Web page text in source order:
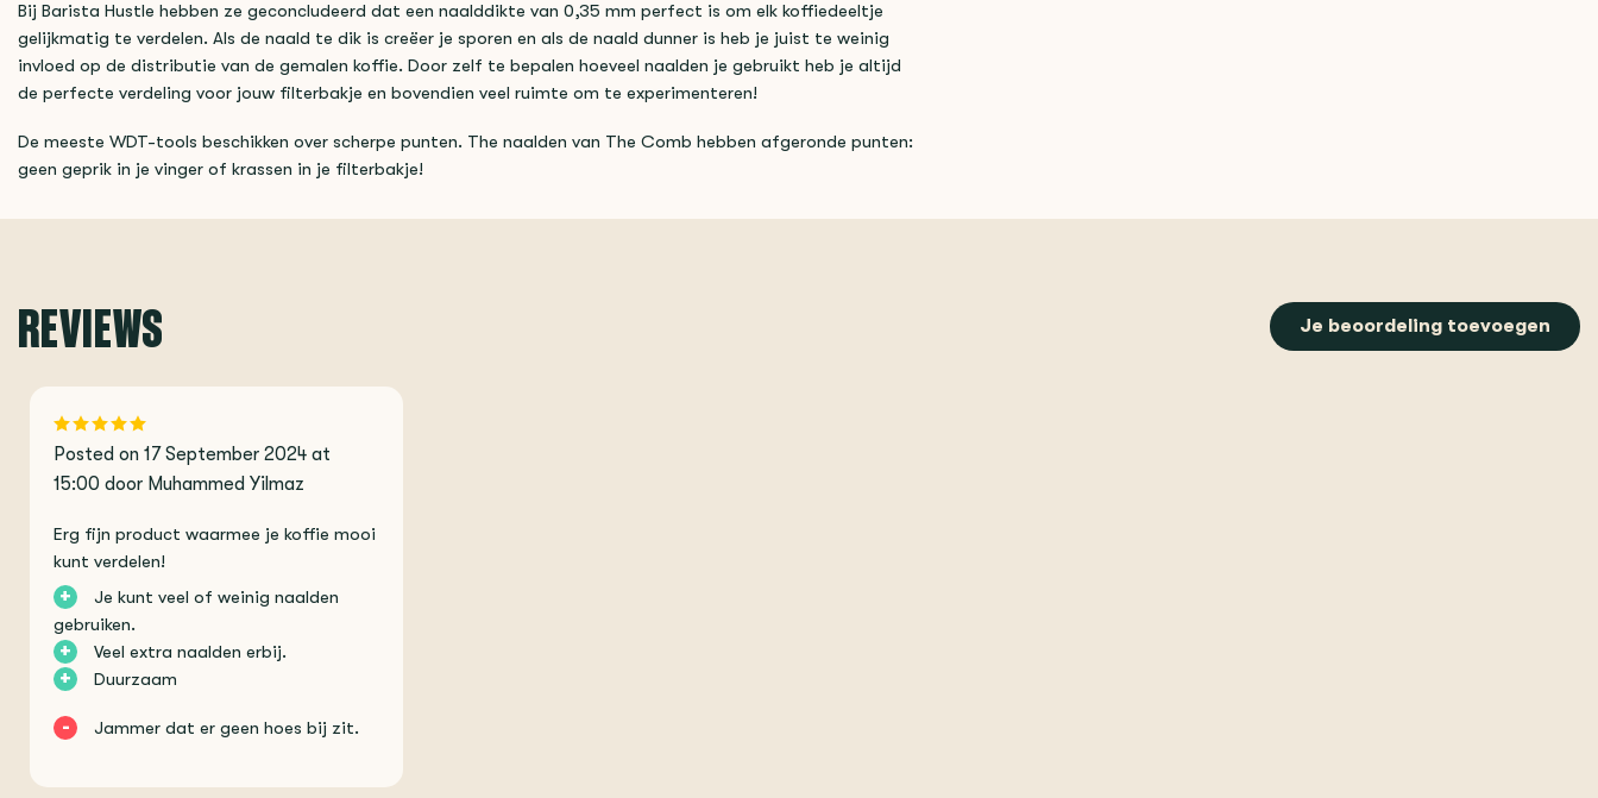
Bij Barista Hustle hebben ze geconcludeerd dat een naalddikte van 0,35 mm perfect is om elk koffiedeeltje
gelijkmatig te verdelen. Als de naald te dik is creëer je sporen en als de naald dunner is heb je juist te weinig
invloed op de distributie van de gemalen koffie. Door zelf te bepalen hoeveel naalden je gebruikt heb je altijd
de perfecte verdeling voor jouw filterbakje en bovendien veel ruimte om te experimenteren!
De meeste WDT-tools beschikken over scherpe punten. The naalden van The Comb hebben afgeronde punten:
geen geprik in je vinger of krassen in je filterbakje!
REVIEWS Je beoordeling toevoegen
Posted on 17 September 2024 at
15:00 door Muhammed Yilmaz
Erg fijn product waarmee je koffie mooi
kunt verdelen!
+
Je kunt veel of weinig naalden
gebruiken.
+ Veel extra naalden erbij.
+ Duurzaam
- Jammer dat er geen hoes bij zit.